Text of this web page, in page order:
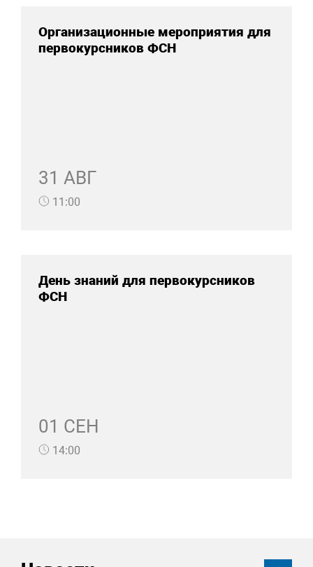
Организационные мероприятия для
первокурсников ФСН
31 АВГ
11:00
День знаний для первокурсников
ФСН
01 СЕН
14:00